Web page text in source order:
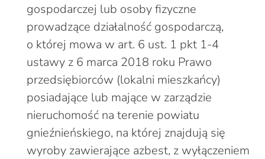
gospodarczej lub osoby fizyczne
prowadzące działalność gospodarczą,
o której mowa w art. 6 ust. 1 pkt 1-4
ustawy z 6 marca 2018 roku Prawo
przedsiębiorców (lokalni mieszkańcy)
posiadające lub mające w zarządzie
nieruchomość na terenie powiatu
gnieźnieńskiego, na której znajdują się
wyroby zawierające azbest, z wyłączeniem